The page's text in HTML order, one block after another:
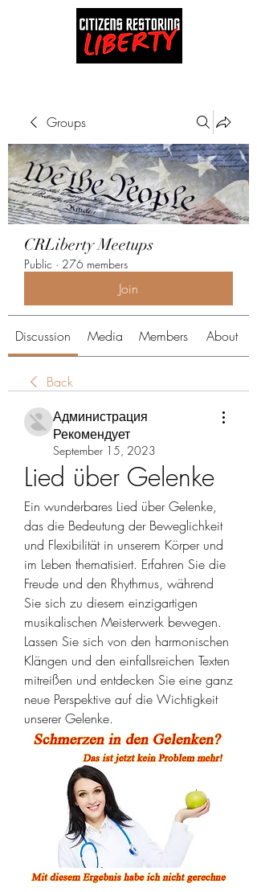
Groups
CRLiberty Meetups
Public · 276 members
Join
Discussion Media Members About
Back
Администрация
Рекомендует
September 15, 2023
Lied über Gelenke
Ein wunderbares Lied über Gelenke,
das die Bedeutung der Beweglichkeit
und Flexibilität in unserem Körper und
im Leben thematisiert. Erfahren Sie die
Freude und den Rhythmus, während
Sie sich zu diesem einzigartigen
musikalischen Meisterwerk bewegen.
Lassen Sie sich von den harmonischen
Klängen und den einfallsreichen Texten
mitreißen und entdecken Sie eine ganz
neue Perspektive auf die Wichtigkeit
unserer Gelenke.